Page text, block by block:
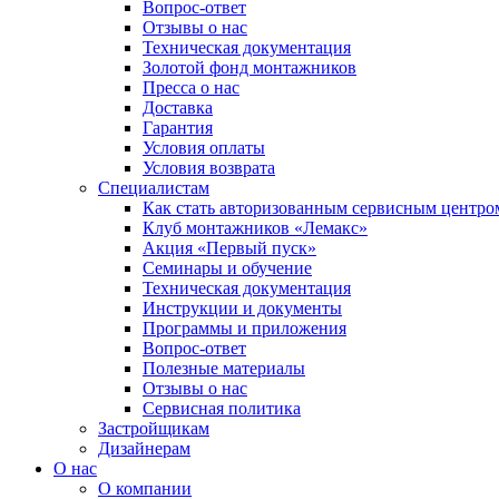
Вопрос-ответ
Отзывы о нас
Техническая документация
Золотой фонд монтажников
Пресса о нас
Доставка
Гарантия
Условия оплаты
Условия возврата
Специалистам
Как стать авторизованным сервисным
Клуб монтажников «Лемакс»
Акция «Первый пуск»
Семинары и обучение
Техническая документация
Инструкции и документы
Программы и приложения
Вопрос-ответ
Полезные материалы
Отзывы о нас
Сервисная политика
Застройщикам
Дизайнерам
О нас
О компании